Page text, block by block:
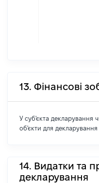
13. Фінансові
У суб'єкта декларування
об'єкти для декларування
14. Видатки та
декларування